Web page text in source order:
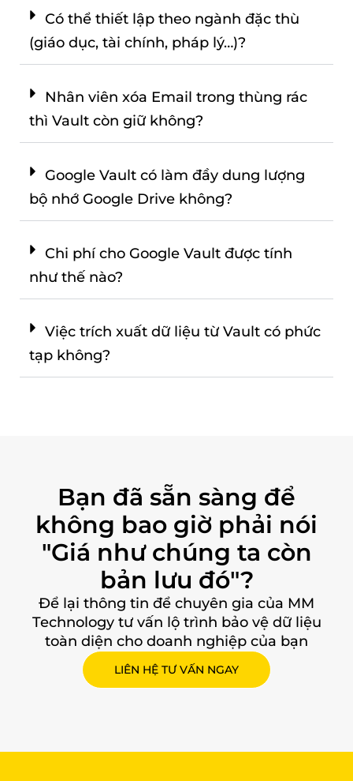
Có thể thiết lập theo ngành đặc thù
(giáo dục, tài chính, pháp lý…)?
Nhân viên xóa Email trong thùng rác
thì Vault còn giữ không?
Google Vault có làm đầy dung lượng
bộ nhớ Google Drive không?
Chi phí cho Google Vault được tính
như thế nào?
Việc trích xuất dữ liệu từ Vault có phức
tạp không?
Bạn đã sẵn sàng để
không bao giờ phải nói
"Giá như chúng ta còn
bản lưu đó"?
Để lại thông tin để chuyên gia của MM
Technology tư vấn lộ trình bảo vệ dữ liệu
toàn diện cho doanh nghiệp của bạn
LIÊN HỆ TƯ VẤN NGAY